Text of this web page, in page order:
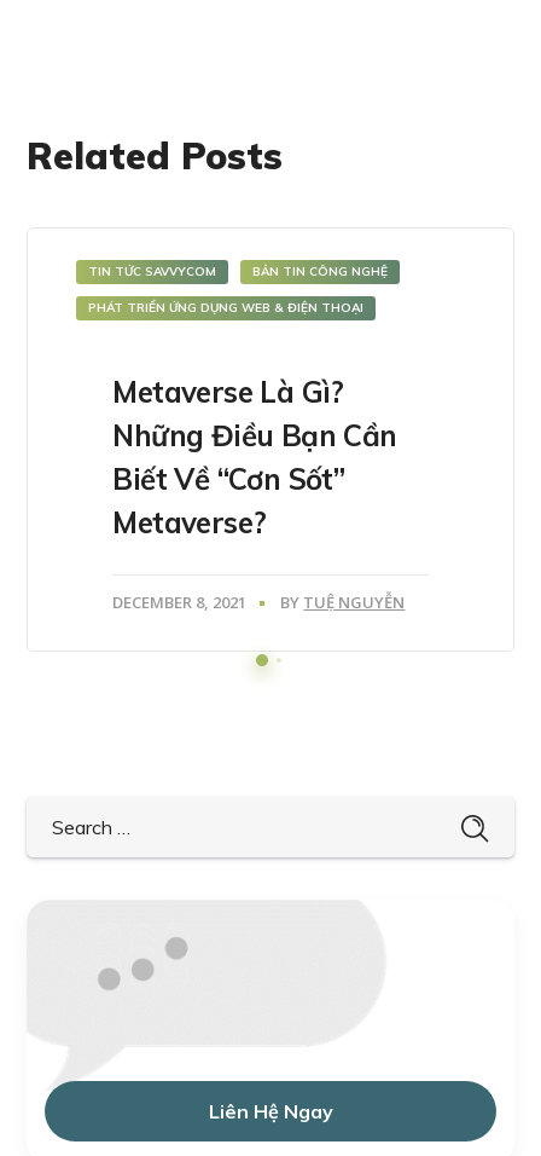
Related Posts
TIN TỨC SAVVYCOM BẢN TIN CÔNG NGHỆ
PHÁT TRIỂN ỨNG DỤNG WEB & ĐIỆN THOẠI
Metaverse Là Gì?
Những Điều Bạn Cần
Biết Về “Cơn Sốt”
Metaverse?
DECEMBER 8, 2021 BY TUỆ NGUYỄN
Liên Hệ Ngay